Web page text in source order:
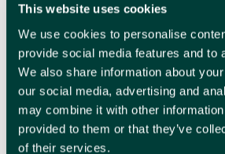
This website uses cookies
We use cookies to personalise
provide social media features and to
We also share information about
our social media, advertising and
may combine it with other information
provided to them or that they’ve
of their services.
Toptopical kalender 2026
Digital Strategie